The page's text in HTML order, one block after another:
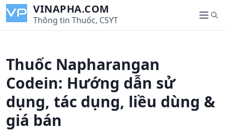
i
VINAPHA.COM
Thông tin Thuốc, CSYT
M
e
S
e
Thuốc Napharangan
Codein: Hướng dẫn sử
dụng, tác dụng, liều dùng &
giá bán